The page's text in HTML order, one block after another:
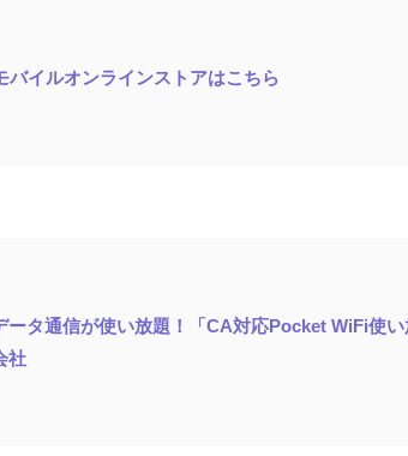
バイルオンラインストアはこちら
ータ通信が使い放題！「CA対応Pocket WiFi使
社